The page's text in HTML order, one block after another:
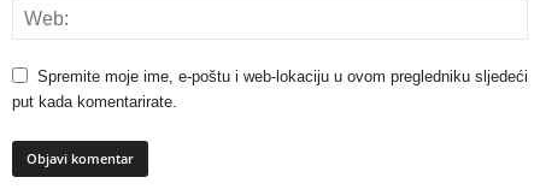
Spremite moje ime, e-poštu i web-lokaciju u ovom pregledniku sljedeći
put kada komentarirate.